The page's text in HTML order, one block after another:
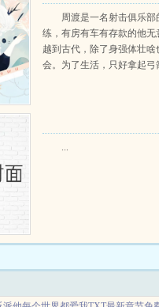
文免费阅读
周渡是一名射击俱乐部
练，有房有车有存款的他无
越到古代，除了身强体壮啥
会。为了生活，只好拿起弓
...